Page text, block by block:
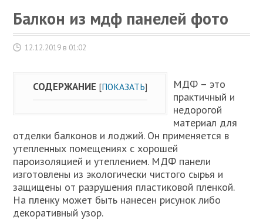
Балкон из мдф панелей фото
12.12.2019 в 01:02
СОДЕРЖАНИЕ [ПОКАЗАТЬ]
МДФ – это
практичный и
недорогой
материал для
отделки балконов и лоджий. Он применяется в
утепленных помещениях с хорошей
пароизоляцией и утеплением. МДФ панели
изготовлены из экологически чистого сырья и
защищены от разрушения пластиковой пленкой.
На пленку может быть нанесен рисунок либо
декоративный узор.